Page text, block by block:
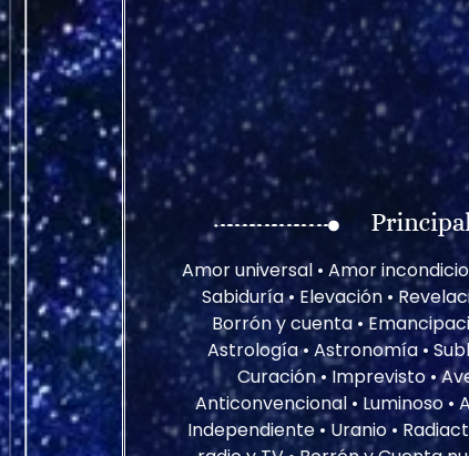
Amor universal • Amor
Sabiduría • Elevación •
Borrón y cuenta •
Astrología • Astronomía •
Curación • Imprevisto •
Anticonvencional • Luminoso •
Independiente • Uranio •